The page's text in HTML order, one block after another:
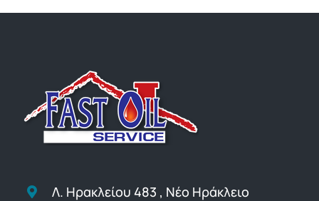
Λ. Ηρακλείου 483 , Νέο Ηράκλειο